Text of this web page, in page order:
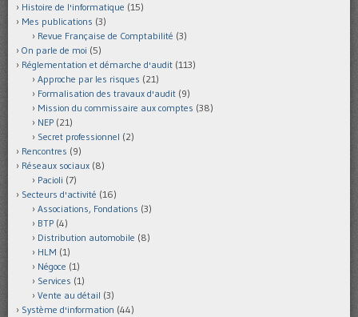
Histoire de l'informatique (15)
Mes publications (3)
Revue Française de Comptabilité (3)
On parle de moi (5)
Réglementation et démarche d'audit (113)
Approche par les risques (21)
Formalisation des travaux d'audit (9)
Mission du commissaire aux comptes (38)
NEP (21)
Secret professionnel (2)
Rencontres (9)
Réseaux sociaux (8)
Pacioli (7)
Secteurs d'activité (16)
Associations, Fondations (3)
BTP (4)
Distribution automobile (8)
HLM (1)
Négoce (1)
Services (1)
Vente au détail (3)
Système d'information (44)